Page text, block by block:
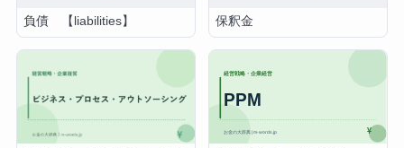
負債 【liabilities】 保釈金